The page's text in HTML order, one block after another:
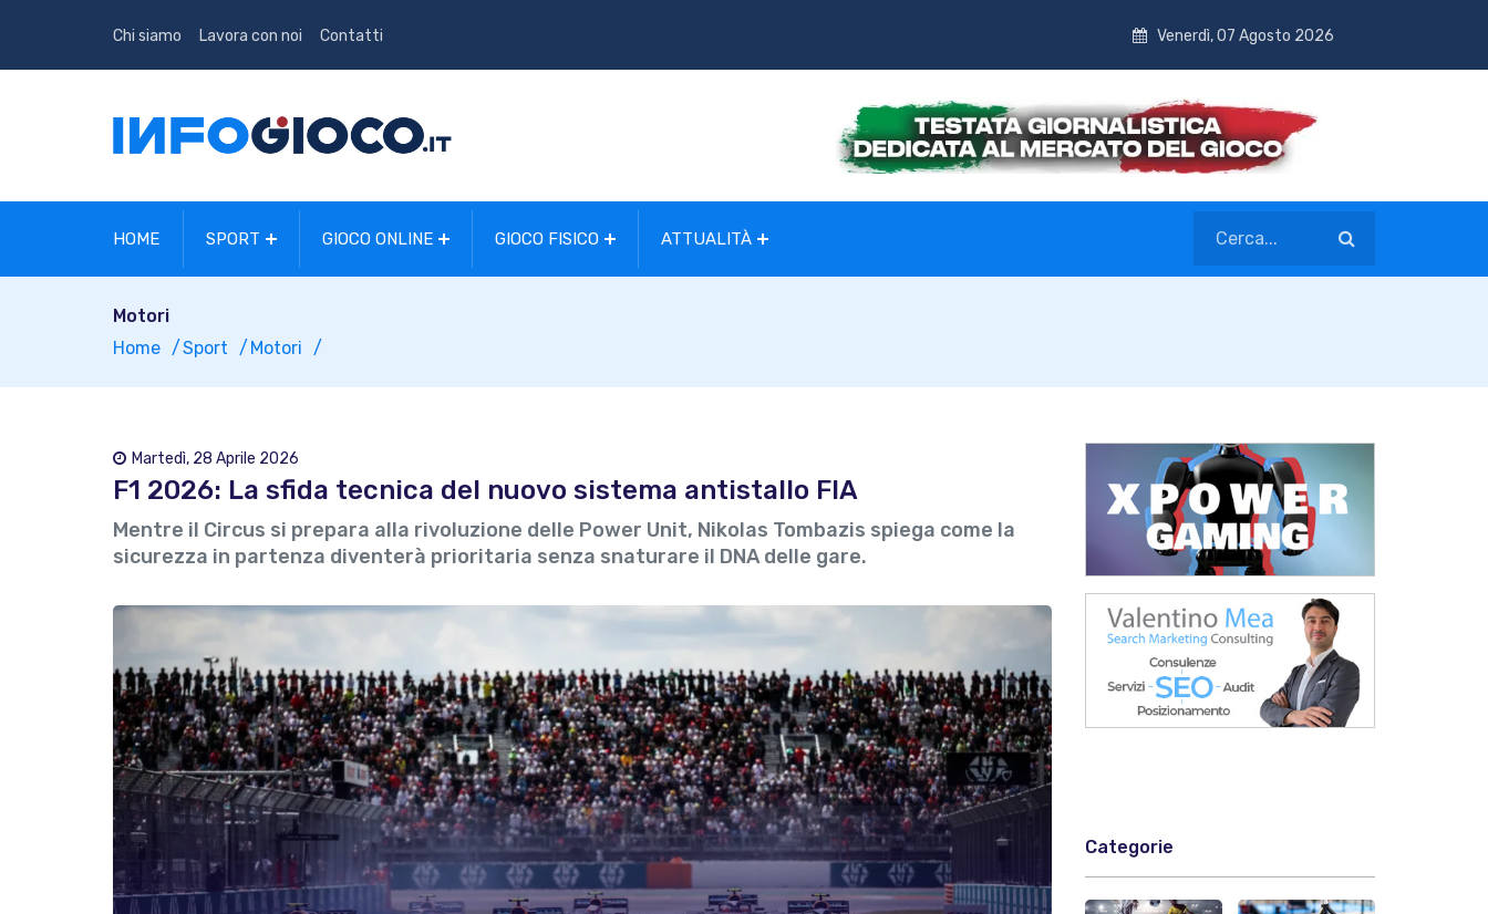
Chi siamo Lavora con noi Contatti Venerdì, 07 Agosto 2026
HOME SPORT GIOCO ONLINE GIOCO FISICO ATTUALITÀ
Motori
Home
Sport Motori
Martedì, 28 Aprile 2026
F1 2026: La sfida tecnica del nuovo sistema antistallo FIA
Mentre il Circus si prepara alla rivoluzione delle Power Unit, Nikolas Tombazis spiega come la
sicurezza in partenza diventerà prioritaria senza snaturare il DNA delle gare.
Categorie